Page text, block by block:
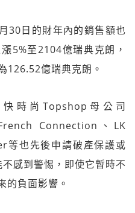
30日的財年內的銷售額也
5%至2104億瑞典克朗，
126.52億瑞典克朗。
時尚Topshop母公司
Connection、LK
也先後申請破產保護或
感到警惕，即使它暫時不
的負面影響。